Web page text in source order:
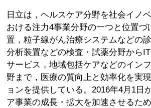
日立は，ヘルスケア分野を社会イノ
おける注力4事業分野の一つと位置づ
置，粒子線がん治療システムなどの
分析装置などの検査・試薬分野から
サービス，地域包括ケアなどのイン
野まで，医療の質向上と効率化を実
ョンを提供している。2016年4月1日
ア事業の成長・拡大を加速させるた